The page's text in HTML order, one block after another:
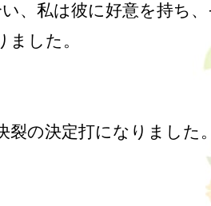
、私は彼に好意を持ち
した。
裂の決定打になりました